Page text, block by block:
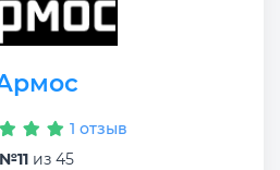
1 отзыв
№11из 45